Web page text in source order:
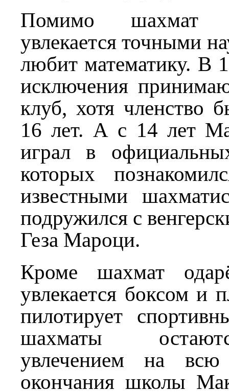
Помимо шахмат
увлекается точными
любит математику. В
исключения
клуб, хотя членство
16 лет. А с 14 лет
играл в
которых
известными
подружился с
Геза Мароци.
Кроме шахмат
увлекается боксом и
пилотирует
шахматы
увлечением на
окончания школы